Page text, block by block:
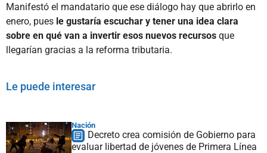
Manifestó el mandatario que ese diálogo hay que abrirlo en
enero, pues le gustaría escuchar y tener una idea clara
sobre en qué van a invertir esos nuevos recursos que
llegarían gracias a la reforma tributaria.
Le puede interesar
Nación
Decreto crea comisión de Gobierno para
evaluar libertad de jóvenes de Primera Línea